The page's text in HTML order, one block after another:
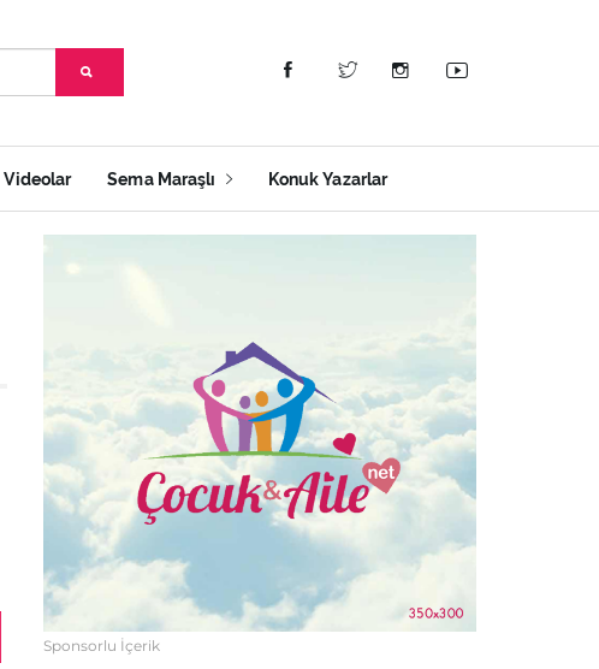
Videolar Sema Maraşlı Konuk Yazarlar
Sponsorlu İçerik